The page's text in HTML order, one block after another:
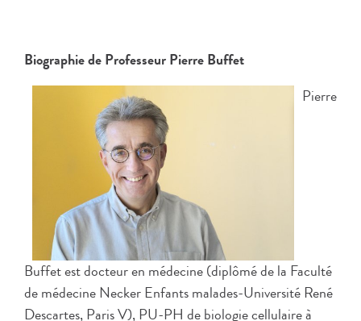
Biographie de Professeur Pierre Buffet
Pierre
Buffet est docteur en médecine (diplômé de la Faculté
de médecine Necker Enfants malades-Université René
Descartes, Paris V), PU-PH de biologie cellulaire à